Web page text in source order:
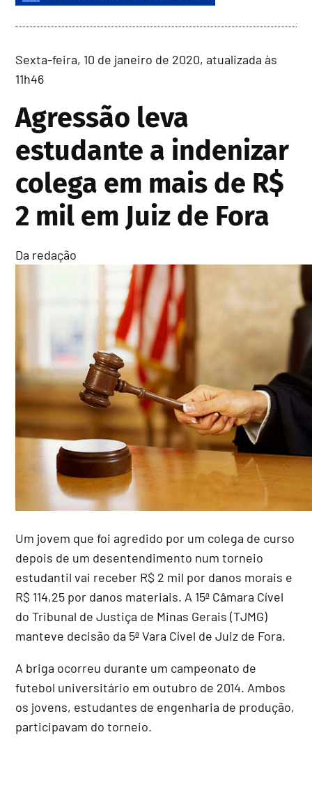
Sexta-feira, 10 de janeiro de 2020, atualizada às
11h46
Agressão leva
estudante a indenizar
colega em mais de R$
2 mil em Juiz de Fora
Da redação
Um jovem que foi agredido por um colega de curso
depois de um desentendimento num torneio
estudantil vai receber R$ 2 mil por danos morais e
R$ 114,25 por danos materiais. A 15ª Câmara Cível
do Tribunal de Justiça de Minas Gerais (TJMG)
manteve decisão da 5ª Vara Cível de Juiz de Fora.
A briga ocorreu durante um campeonato de
futebol universitário em outubro de 2014. Ambos
os jovens, estudantes de engenharia de produção,
participavam do torneio.